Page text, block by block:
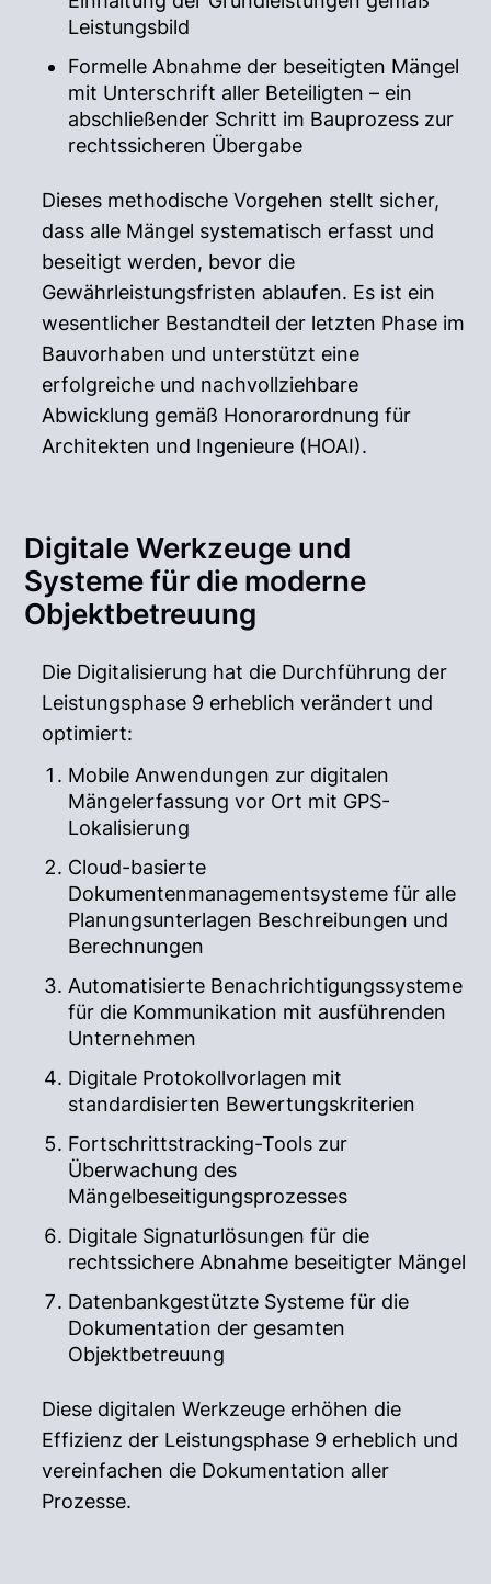
Leistungsbild
Formelle Abnahme der beseitigten Mängel
mit Unterschrift aller Beteiligten – ein
abschließender Schritt im Bauprozess zur
rechtssicheren Übergabe
Dieses methodische Vorgehen stellt sicher,
dass alle Mängel systematisch erfasst und
beseitigt werden, bevor die
Gewährleistungsfristen ablaufen. Es ist ein
wesentlicher Bestandteil der letzten Phase im
Bauvorhaben und unterstützt eine
erfolgreiche und nachvollziehbare
Abwicklung gemäß Honorarordnung für
Architekten und Ingenieure (HOAI).
Digitale Werkzeuge und
Systeme für die moderne
Objektbetreuung
Die Digitalisierung hat die Durchführung der
Leistungsphase 9 erheblich verändert und
optimiert:
Mobile Anwendungen zur digitalen
Mängelerfassung vor Ort mit GPS-
Lokalisierung
Cloud-basierte
Dokumentenmanagementsysteme für alle
Planungsunterlagen Beschreibungen und
Berechnungen
Automatisierte Benachrichtigungssysteme
für die Kommunikation mit ausführenden
Unternehmen
Digitale Protokollvorlagen mit
standardisierten Bewertungskriterien
Fortschrittstracking-Tools zur
Überwachung des
Mängelbeseitigungsprozesses
Digitale Signaturlösungen für die
rechtssichere Abnahme beseitigter Mängel
Datenbankgestützte Systeme für die
Dokumentation der gesamten
Objektbetreuung
Diese digitalen Werkzeuge erhöhen die
Effizienz der Leistungsphase 9 erheblich und
vereinfachen die Dokumentation aller
Prozesse.